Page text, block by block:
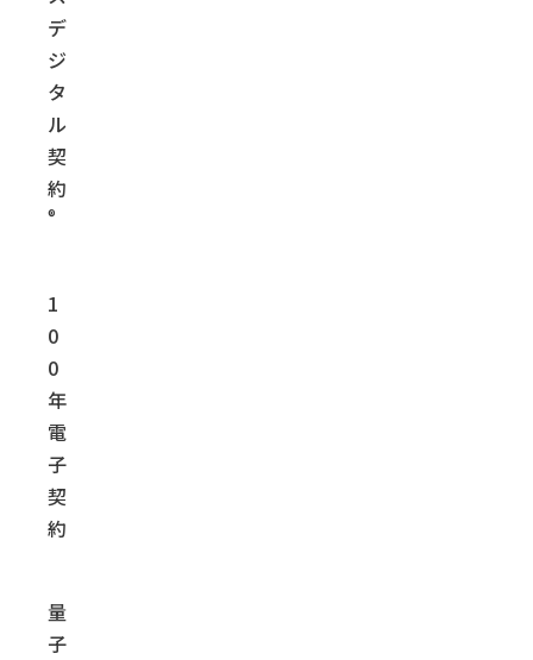
デ
ジ
タ
ル
契
約
®
1
0
0
年
電
子
契
約
量
子